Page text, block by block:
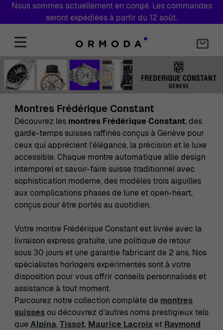
Nous sommes actuellement en congé. Les commandes
seront expédiées à partir du 12 août.
Montres Frédérique Constant
Découvrez les montres Frédérique Constant, des
garde-temps suisses raffinés conçus à Genève pour
ceux qui apprécient l’élégance, la précision et le luxe
accessible. Chaque montre automatique allie design
intemporel et savoir-faire suisse traditionnel avec
sophistication moderne, des modèles trois aiguilles
aux complications phases de lune et open-heart,
conçus pour être portés au quotidien.
Votre montre Frédérique Constant est livrée avec la
livraison express gratuite, une politique de retour
sous 30 jours et une garantie fabricant de 2 ans. Nos
spécialistes horlogers expérimentés sont à votre
disposition pour vous offrir conseils personnalisés et
assistance à tout moment.
Parcourez notre collection complète de montres
suissesou découvrez d’autres noms prestigieux tels
queAlpina,Tissot, Maurice Lacroixet Raymond